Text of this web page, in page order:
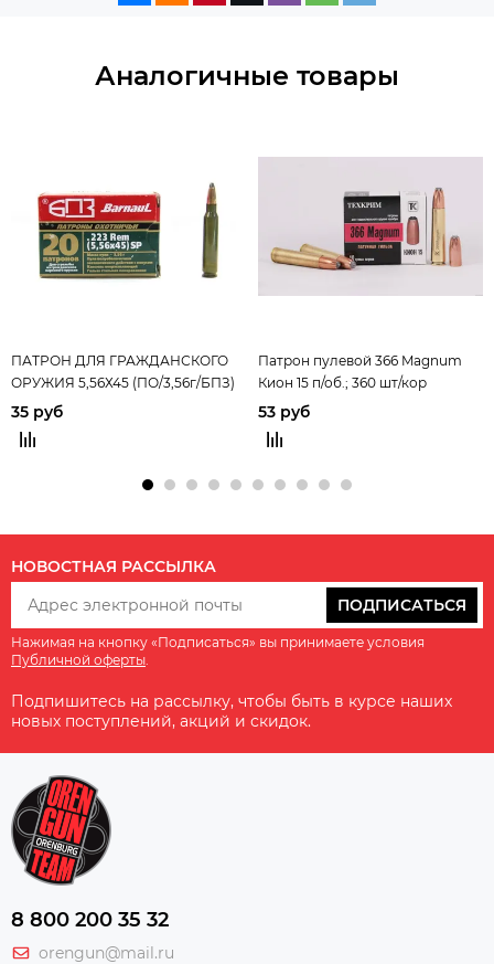
Аналогичные товары
ПАТРОН ДЛЯ ГРАЖДАНСКОГО
ОРУЖИЯ 5,56Х45 (ПО/3,56г/БПЗ)
35 руб
Патрон пулевой 366 Magnum
Кион 15 п/об.; 360 шт/кор
53 руб
НОВОСТНАЯ РАССЫЛКА
ПОДПИСАТЬСЯ
Нажимая на кнопку «Подписаться» вы принимаете условия
Публичной оферты
Подпишитесь на рассылку, чтобы быть в курсе наших
новых поступлений, акций и скидок.
8 800 200 35 32
orengun@mail.ru